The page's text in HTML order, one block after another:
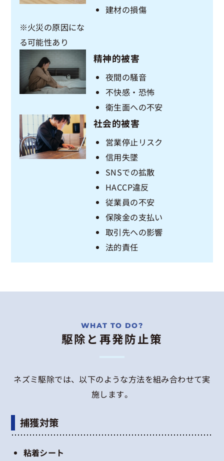
建材の損傷
※火災の原因にな
る可能性あり
精神的被害
夜間の騒音
不快感・恐怖
衛生面への不安
社会的被害
営業停止リスク
信用失墜
SNSでの拡散
HACCP違反
従業員の不安
保険金の支払い
取引先への影響
法的責任
駆除と再発防止策
ネズミ駆除では、以下のような方法を組み合わせて実
施します。
捕獲対策
粘着シート